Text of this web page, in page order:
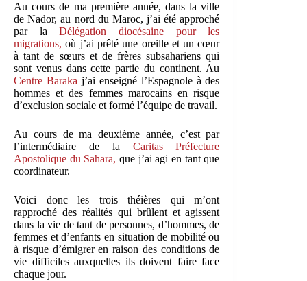
Au cours de ma première année, dans la ville
de Nador, au nord du Maroc, j’ai été approché
par laDélégation diocésaine pour les
migrations, où j’ai prêté une oreille et un cœur
à tant de sœurs et de frères subsahariens qui
sont venus dans cette partie du continent. Au
Centre Baraka j’ai enseigné l’Espagnole à des
hommes et des femmes marocains en risque
d’exclusion sociale et formé l’équipe de travail.
Au cours de ma deuxième année, c’est par
l’intermédiaire de la Caritas Préfecture
Apostolique du Sahara, que j’ai agi en tant que
coordinateur.
Voici donc les trois théières qui m’ont
rapproché des réalités qui brûlent et agissent
dans la vie de tant de personnes, d’hommes, de
femmes et d’enfants en situation de mobilité ou
à risque d’émigrer en raison des conditions de
vie difficiles auxquelles ils doivent faire face
chaque jour.